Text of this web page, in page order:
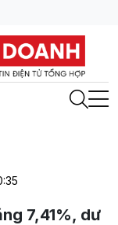
7,41%, dư